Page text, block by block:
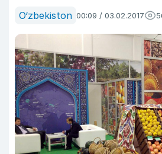
O‘zbekiston 00:09 / 03.02.2017